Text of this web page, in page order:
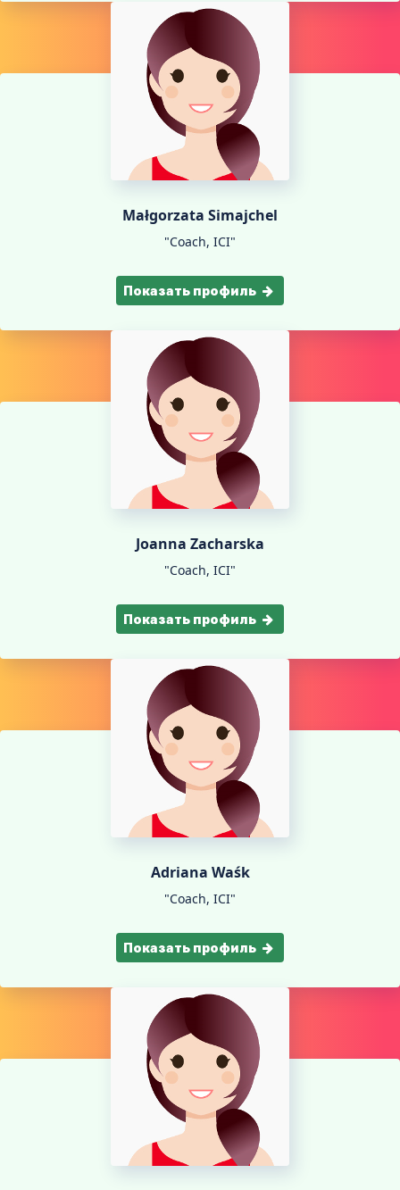
Małgorzata Simajchel
"Coach, ICI"
Показать профиль
Joanna Zacharska
"Coach, ICI"
Показать профиль
Adriana Waśk
"Coach, ICI"
Показать профиль